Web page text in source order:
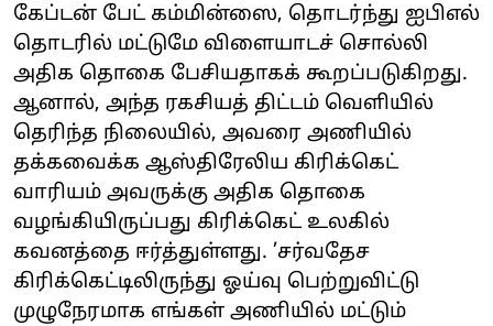
கேப்டன் பேட் கம்மின்ஸை, தொடர்ந்து ஐபிஎல்
தொடரில் மட்டுமே விளையாடச் சொல்லி
அதிக தொகை பேசியதாகக் கூறப்படுகிறது.
ஆனால், அந்த ரகசியத் திட்டம் வெளியில்
தெரிந்த நிலையில், அவரை அணியில்
தக்கவைக்க ஆஸ்திரேலிய கிரிக்கெட்
வாரியம் அவருக்கு அதிக தொகை
வழங்கியிருப்பது கிரிக்கெட் உலகில்
கவனத்தை ஈர்த்துள்ளது. ’சர்வதேச
கிரிக்கெட்டிலிருந்து ஓய்வு பெற்றுவிட்டு
முழுநேரமாக எங்கள் அணியில் மட்டும்